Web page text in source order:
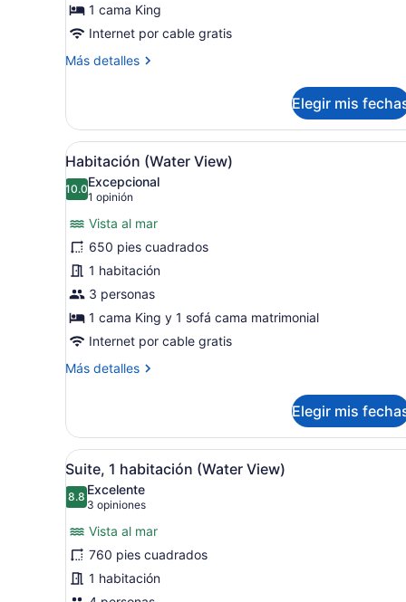
1 cama King
Internet por cable gratis
Más detalles
Más
(Water
View)
Elegir mis
Abrir
todas
las
fotos
de
Habitación
(Water
View)
Zona de piscina con vistas
31
Habitación (Water View)
10.010.0 de 10
Excepcional
1 opinión
(1
opinión)
Vista al mar
650 pies cuadrados
1 habitación
3 personas
1 cama King y 1 sofá cama matrimonial
Internet por cable gratis
Más detalles
Más
(Water
View)
Elegir mis
Abrir
todas
las
fotos
de
Suite,
1
Una habitación de hotel
22
Suite, 1 habitación (Water View)
8.88.8 de 10
Excelente
3 opiniones
(3
opiniones)
Vista al mar
760 pies cuadrados
1 habitación